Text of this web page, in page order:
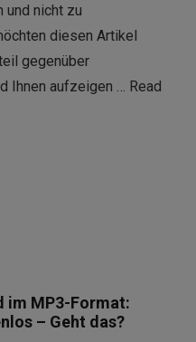
und nicht zu
diesen Artikel
gegenüber
Ihnen aufzeigen … Read
im MP3-Format:
– Geht das?